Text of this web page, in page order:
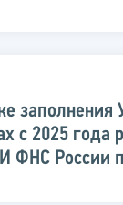
заполнения
с 2025 года
ФНС России